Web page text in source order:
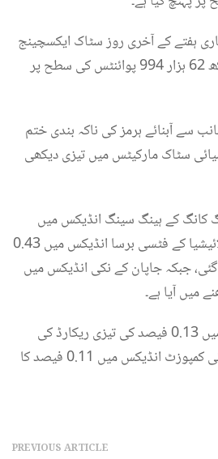
ہفتے کے آخری روز سٹاک ایکسچینج
میں ہنڈرڈ انڈیکس ایک لاکھ 62 ہزار 994 پوائنٹس کی سطح پر
سے آبنائے ہرمز کی ناکہ بندی ختم
سٹاک مارکیٹس میں تیزی دیکھی
کانگ کے ہینگ سینگ انڈیکس میں
1.71 فیصد اضافہ ہوا، ملائیشیا کے فٹسی برسا انڈیکس میں 0.43
جبکہ جاپان کے نکی انڈیکس میں
تھائی لینڈ سیٹ انڈیکس میں 0.13 فیصد کی تیزی ریکارڈ کی
گئی، جبکہ چین کے شنگھائی کمپوزٹ انڈیکس میں 0.11 فیصد کا
PREVIOUS ARTICLE